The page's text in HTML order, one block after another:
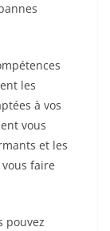
les
à vos
vous
et les
faire
pouvez